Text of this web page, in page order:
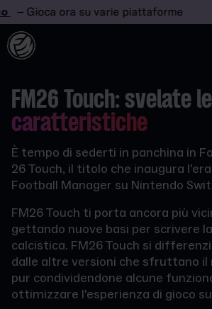
Gioca ora su varie piattaforme
FM26 Touch: svelate le
caratteristiche
È tempo di sederti in panchina in
26 Touch, il titolo che inaugura
Football Manager su Nintendo
FM26 Touch ti porta ancora più
gettando nuove basi per scrivere
calcistica. FM26 Touch si
dalle altre versioni che sfruttano il
pur condividendone alcune
ottimizzare l'esperienza di gioco